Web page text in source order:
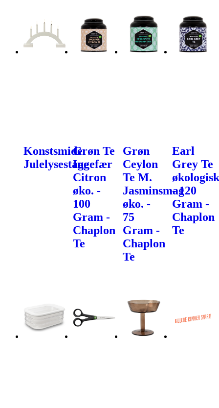
Konstsmide
Julelysestage
Grøn Te
Ingefær
Citron
øko. -
100
Gram -
Chaplon
Te
Grøn
Ceylon
Te M.
Jasminsmag
øko. -
75
Gram -
Chaplon
Te
Earl
Grey Te
økologisk
- 120
Gram -
Chaplon
Te